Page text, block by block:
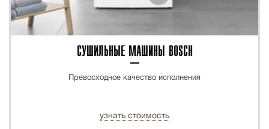
СУШИЛЬНЫЕ МАШИНЫ BOSCH
Превосходное качество исполнения
узнать стоимость